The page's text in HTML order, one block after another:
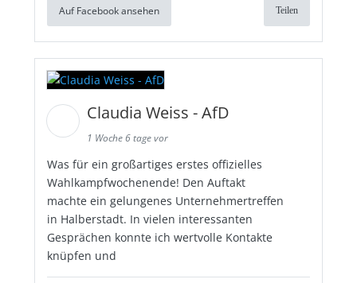
Auf Facebook ansehen Teilen
Claudia Weiss - AfD
1 Woche 6 tage vor
Was für ein großartiges erstes offizielles
Wahlkampfwochenende! Den Auftakt
machte ein gelungenes Unternehmertreffen
in Halberstadt. In vielen interessanten
Gesprächen konnte ich wertvolle Kontakte
knüpfen und